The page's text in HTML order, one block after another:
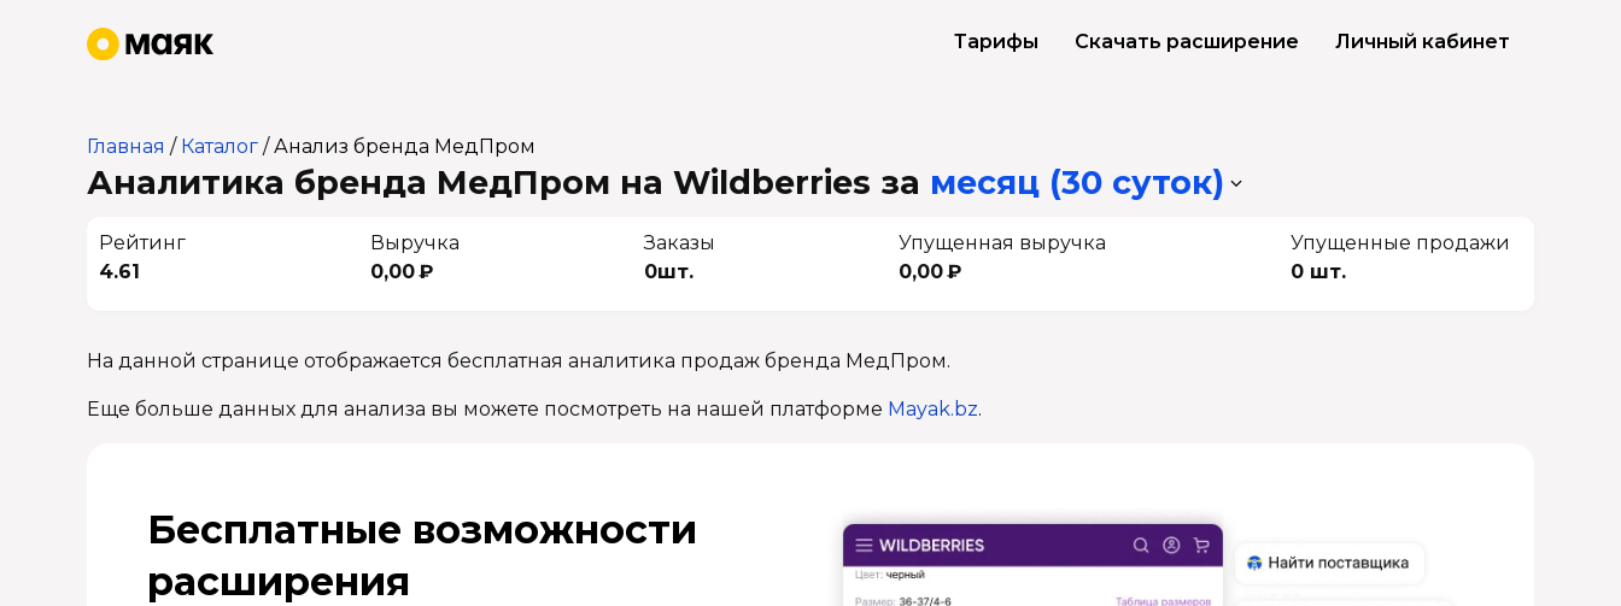
Тарифы Скачать расширение Личный кабинет
Главная / Каталог /Анализ бренда МедПром
Аналитика бренда МедПром на Wildberries за месяц (30 суток)
Рейтинг
4.61
Выручка
0,00 ₽
Заказы
0шт.
Упущенная выручка
0,00 ₽
Упущенные продажи
0 шт.
На данной странице отображается бесплатная аналитика продаж бренда МедПром.
Еще больше данных для анализа вы можете посмотреть на нашей платформе Mayak.bz.
Бесплатные возмож­ности
расширения